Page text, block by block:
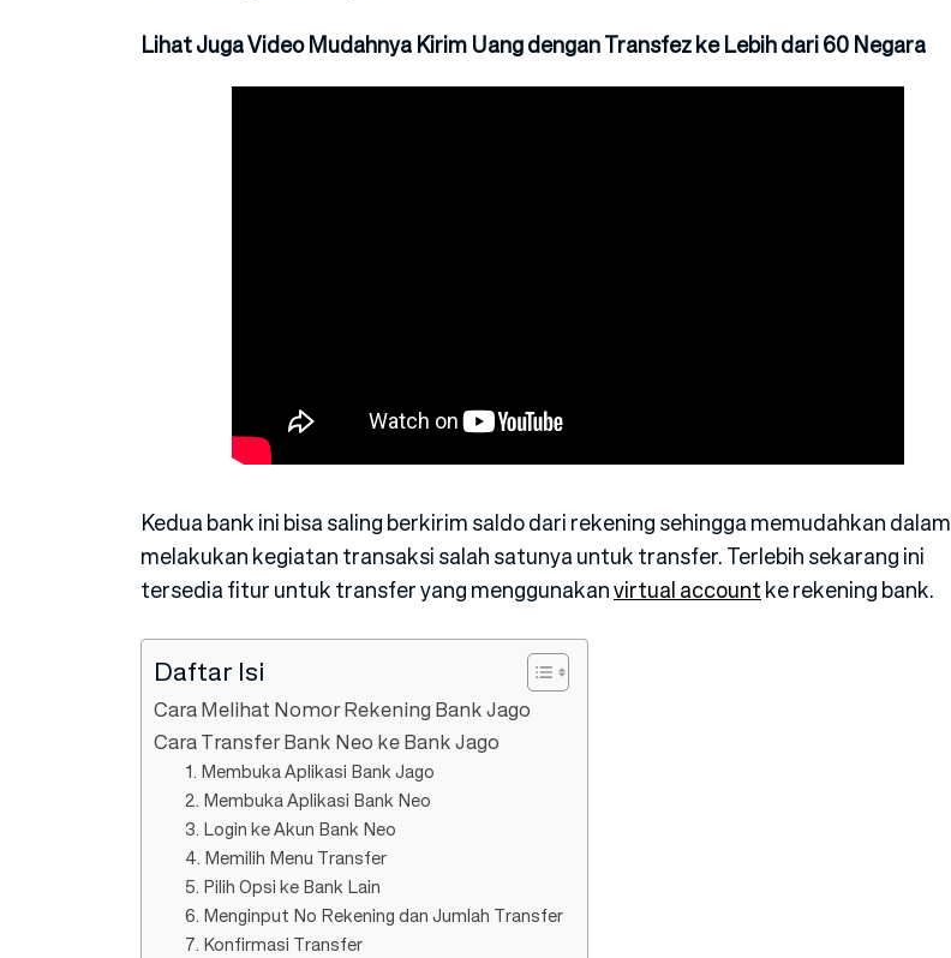
Lihat Juga Video Mudahnya Kirim Uang dengan Transfez ke Lebih dari 60 Negara
Kedua bank ini bisa saling berkirim saldo dari rekening sehingga memudahkan dalam
melakukan kegiatan transaksi salah satunya untuk transfer. Terlebih sekarang ini
tersedia fitur untuk transfer yang menggunakanvirtual accountke rekening bank.
Daftar Isi
Cara Melihat Nomor Rekening Bank Jago
Cara Transfer Bank Neo ke Bank Jago
1. Membuka Aplikasi Bank Jago
2. Membuka Aplikasi Bank Neo
3. Login ke Akun Bank Neo
4. Memilih Menu Transfer
5. Pilih Opsi ke Bank Lain
6. Menginput No Rekening dan Jumlah Transfer
7. Konfirmasi Transfer